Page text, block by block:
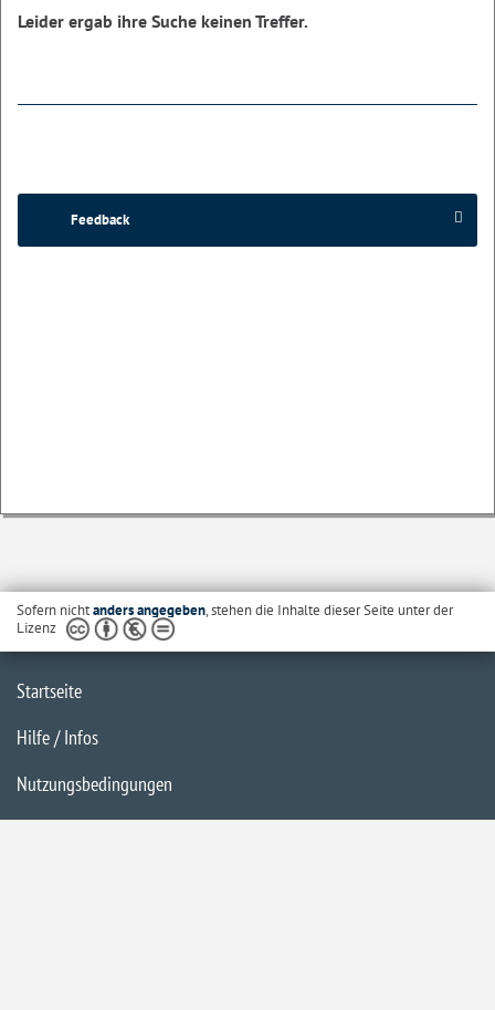
Leider ergab ihre Suche keinen Treffer.
Feedback
Sofern nichtanders angegeben, stehen die Inhalte dieser Seite unter der
Lizenz
Startseite
Hilfe / Infos
Nutzungsbedingungen